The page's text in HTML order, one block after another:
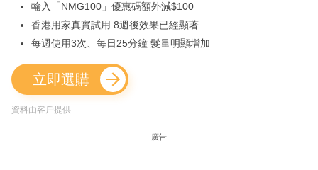
輸入「NMG100」優惠碼額外減$100
香港用家真實試用 8週後效果已經顯著
每週使用3次、每日25分鐘 髮量明顯增加
立即選購
資料由客戶提供
廣告